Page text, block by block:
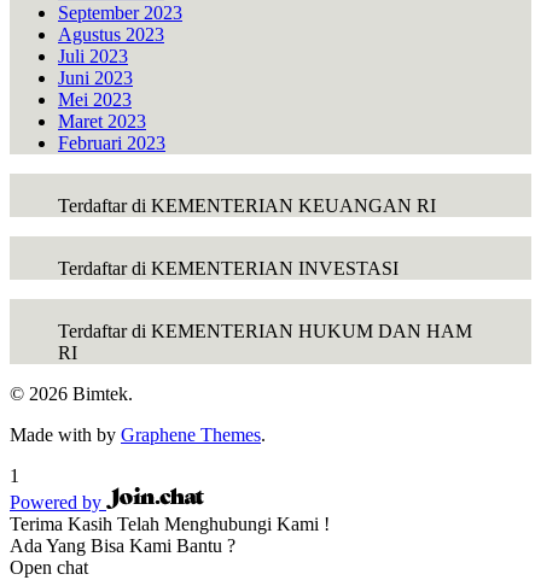
September 2023
Agustus 2023
Juli 2023
Juni 2023
Mei 2023
Maret 2023
Februari 2023
Terdaftar di KEMENTERIAN KEUANGAN RI
Terdaftar di KEMENTERIAN INVESTASI
Terdaftar di KEMENTERIAN HUKUM DAN HAM
RI
© 2026 Bimtek.
Made with by Graphene Themes.
1
Powered by
Terima Kasih Telah Menghubungi Kami !
Ada Yang Bisa Kami Bantu ?
Open chat